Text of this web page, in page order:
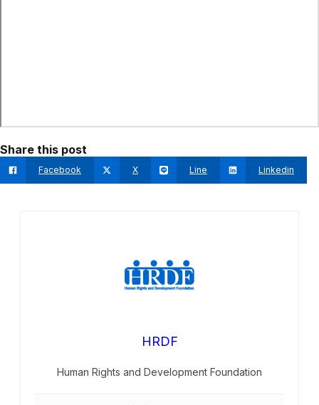
Share this post
Facebook X Line Linkedin
HRDF
Human Rights and Development Foundation